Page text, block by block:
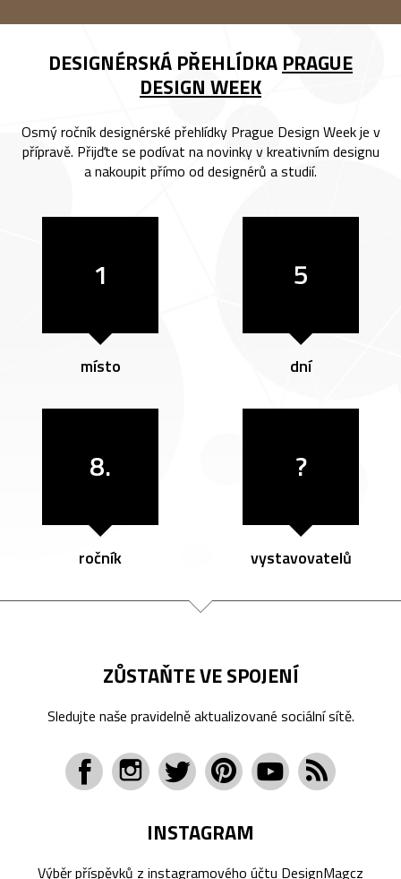
DESIGNÉRSKÁ PŘEHLÍDKA PRAGUE
DESIGN WEEK
Osmý ročník designérské přehlídky Prague Design Week je v
přípravě. Přijďte se podívat na novinky v kreativním designu
a nakoupit přímo od designérů a studií.
1
místo
5
dní
8.
ročník
?
vystavovatelů
ZŮSTAŇTE VE SPOJENÍ
Sledujte naše pravidelně aktualizované sociální sítě.
INSTAGRAM
Výběr příspěvků z instagramového účtu DesignMagcz